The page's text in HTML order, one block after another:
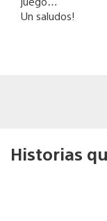
Un saludos!
Historias